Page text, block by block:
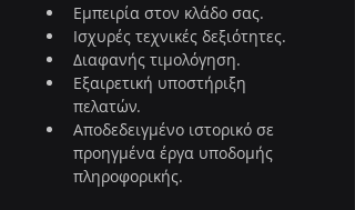
Εμπειρία στον κλάδο σας.
Ισχυρές τεχνικές δεξιότητες.
Διαφανής τιμολόγηση.
Εξαιρετική υποστήριξη
πελατών.
Αποδεδειγμένο ιστορικό σε
προηγμένα έργα υποδομής
πληροφορικής.